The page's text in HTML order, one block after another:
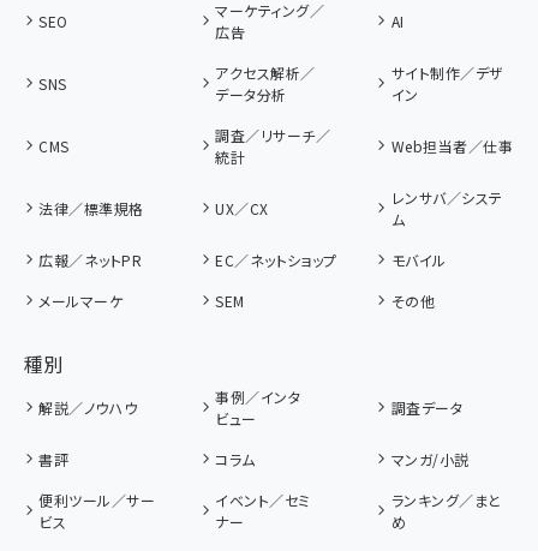
SEO
マーケティング／
広告
AI
SNS
アクセス解析／
データ分析
サイト制作／デザ
イン
CMS
調査／リサーチ／
統計
Web担当者／仕事
法律／標準規格 UX／CX
レンサバ／システ
ム
広報／ネットPR
EC／ネットショップ
モバイル
メールマーケ
SEM その他
種別
解説／ノウハウ
事例／インタ
ビュー
調査データ
書評 コラム
マンガ/小説
便利ツール／サー
ビス
イベント／セミ
ナー
ランキング／まと
め